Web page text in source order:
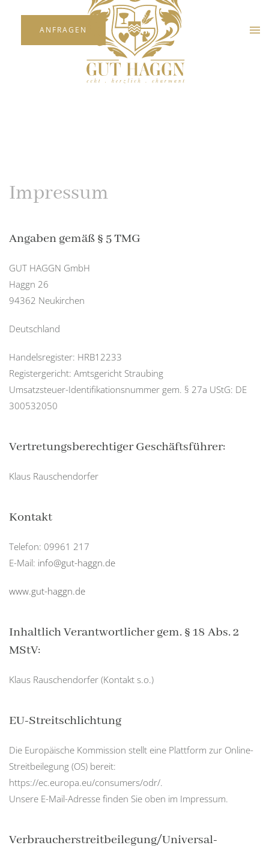
Skip to main content
ANFRAGEN
Impressum
Angaben gemäß § 5 TMG
GUT HAGGN GmbH
Haggn 26
94362 Neukirchen
Deutschland
Handelsregister: HRB12233
Registergericht: Amtsgericht Straubing
Umsatzsteuer-Identifikationsnummer gem. § 27a UStG: DE
300532050
Vertretungsberechtiger Geschäftsführer:
Klaus Rauschendorfer
Kontakt
Telefon: 09961 217
E-Mail: info@gut-haggn.de
www.gut-haggn.de
Inhaltlich Verantwortlicher gem. § 18 Abs. 2
MStV:
Klaus Rauschendorfer (Kontakt s.o.)
EU-Streitschlichtung
Die Europäische Kommission stellt eine Plattform zur Online-
Streitbeilegung (OS) bereit:
https://ec.europa.eu/consumers/odr/.
Unsere E-Mail-Adresse finden Sie oben im Impressum.
Verbraucher­streit­beilegung/Universal­